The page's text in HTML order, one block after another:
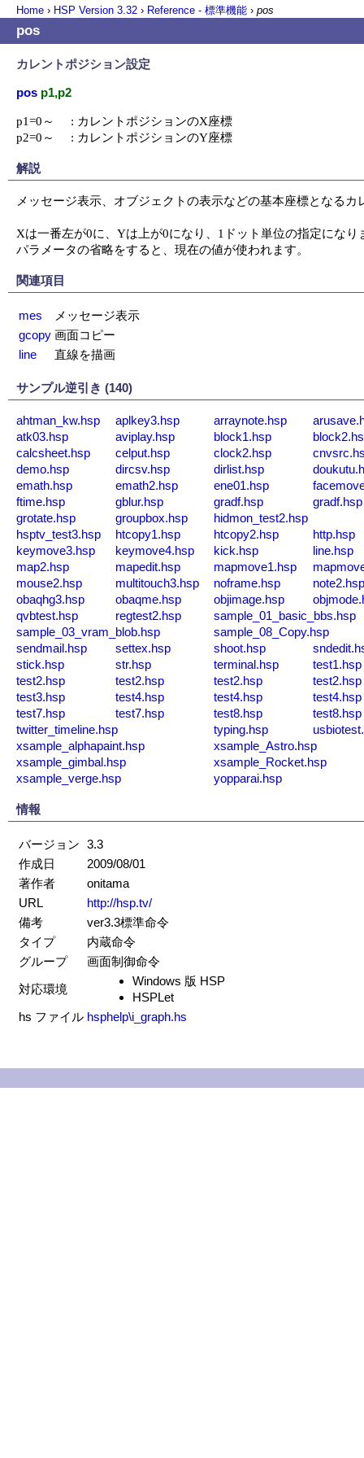
Home › HSP Version 3.32 › Reference - 標準機能 › pos
pos
カレントポジション設定
pos p1,p2
p1=0～     : カレントポジションのX座標
p2=0～     : カレントポジションのY座標
解説
メッセージ表示、オブジェクトの表示などの基本座標となる
Xは一番左が0に、Yは上が0になり、1ドット単位の指定になり
パラメータの省略をすると、現在の値が使われます。
関連項目
mes
メッセージ表示
gcopy 画面コピー
line
直線を描画
サンプル逆引き (140)
ahtman_kw.hsp aplkey3.hsp arraynote.hsp
atk03.hsp
aviplay.hsp block1.hsp
calcsheet.hsp
celput.hsp clock2.hsp
demo.hsp
dircsv.hsp dirlist.hsp
emath.hsp
emath2.hsp ene01.hsp
ftime.hsp
gblur.hsp gradf.hsp
gradf.hsp
grotate.hsp
groupbox.hsp
hidmon_test2.hsp
hsptv_test3.hsp
htcopy1.hsp htcopy2.hsp
http.hsp
keymove3.hsp
keymove4.hsp kick.hsp
line.hsp
map2.hsp
mapedit.hsp mapmove1.hsp
mouse2.hsp
multitouch3.hsp noframe.hsp
note2.hsp
obaqhg3.hsp
obaqme.hsp objimage.hsp
qvbtest.hsp
regtest2.hsp
sample_01_basic_bbs.hsp
sample_03_vram_blob.hsp
sample_08_Copy.hsp
sendmail.hsp
settex.hsp shoot.hsp
stick.hsp
str.hsp terminal.hsp
test1.hsp
test2.hsp
test2.hsp test2.hsp
test2.hsp
test3.hsp
test4.hsp test4.hsp
test4.hsp
test7.hsp
test7.hsp test8.hsp
test8.hsp
twitter_timeline.hsp
typing.hsp
xsample_alphapaint.hsp
xsample_Astro.hsp
xsample_gimbal.hsp
xsample_Rocket.hsp
xsample_verge.hsp
yopparai.hsp
情報
バージョン 3.3
作成日
2009/08/01
著作者
onitama
URL
http://hsp.tv/
備考
ver3.3標準命令
タイプ
内蔵命令
グループ
画面制御命令
対応環境
Windows 版 HSP
HSPLet
hs ファイル hsphelp\i_graph.hs